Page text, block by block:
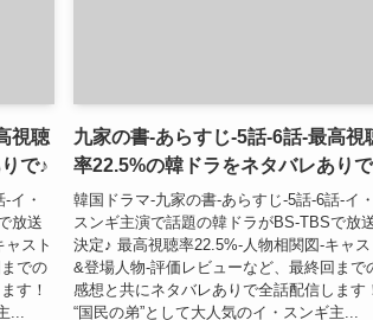
視聴
で♪
イ・
放送
スト
での
す！
...
九家の書-あらすじ-5話-6話-最高視
率22.5%の韓ドラをネタバレあり
韓国ドラマ-九家の書-あらすじ-5話-6話-イ・
スンギ主演で話題の韓ドラがBS-TBSで放
決定♪ 最高視聴率22.5%-人物相関図-キャス
&登場人物-評価レビューなど、最終回まで
感想と共にネタバレありで全話配信します
“国民の弟”として大人気のイ・スンギ主...